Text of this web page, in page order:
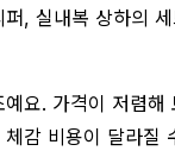
, 실내복 상하의
요. 가격이 저렴해
감 비용이 달라질